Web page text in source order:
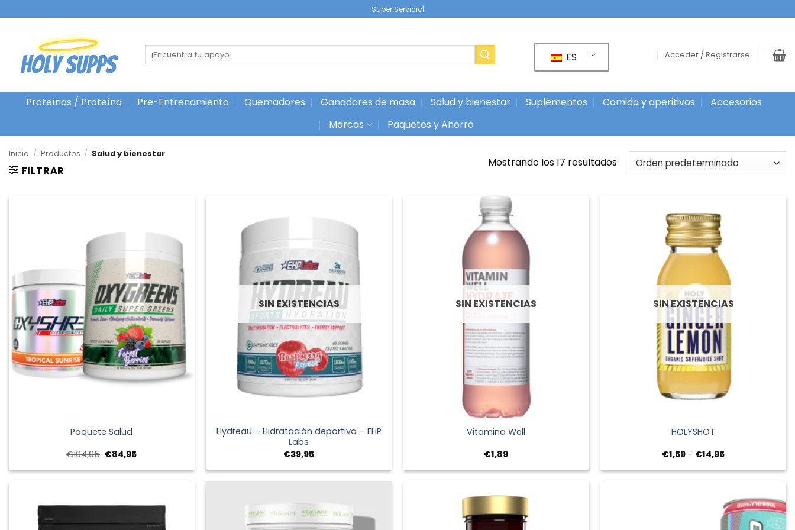
al
|
Buscar
por:
ES Acceder / Registrarse
Proteínas / Proteína Pre-Entrenamiento Quemadores Ganadores de masa Salud y bienestar Suplementos Comida y aperitivos
Accesorios
Marcas
Paquetes y Ahorro
Inicio / Productos / Salud y bienestar
FILTRAR
Mostrando los 17 resultados
Paquete Salud
€104,95 El
precio
original
€84,95El
actual
SIN EXISTENCIAS
Hydreau – Hidratación deportiva – EHP
Labs
€39,95
SIN EXISTENCIAS
Vitamina Well
€1,89
SIN EXISTENCIAS
HOLYSHOT
€1,59 - €14,95Rango
precios:
€14,95